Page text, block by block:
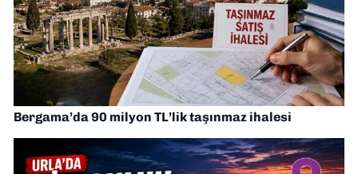
Bergama’da 90 milyon TL’lik taşınmaz ihalesi